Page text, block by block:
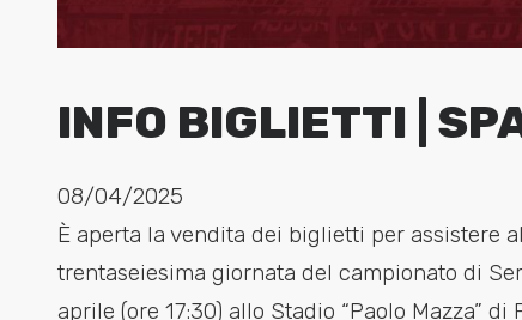
INFO BIGLIETTI |
08/04/2025
È aperta la vendita dei biglietti per assistere
trentaseiesima giornata del campionato di
aprile (ore 17:30) allo Stadio “Paolo Mazza” di